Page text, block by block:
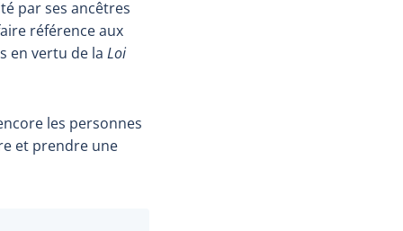
par ses ancêtres
référence aux
en vertu de la Loi
les personnes
et prendre une